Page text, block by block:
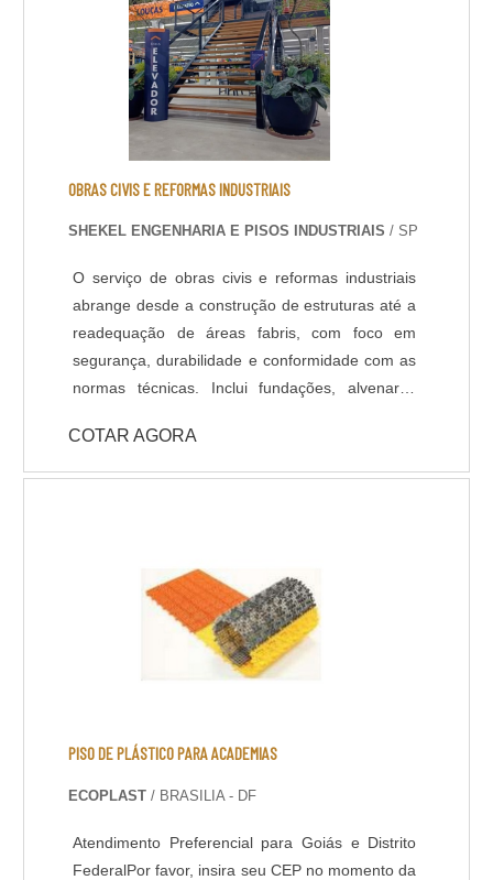
OBRAS CIVIS E REFORMAS INDUSTRIAIS
SHEKEL ENGENHARIA E PISOS INDUSTRIAIS / SP
O serviço de obras civis e reformas industriais
abrange desde a construção de estruturas até a
readequação de áreas fabris, com foco em
segurança, durabilidade e conformidade com as
normas técnicas. Inclui fundações, alvenaria,
hidráulicas e elétricas, além de acabamentos e
adaptações conforme layout produtivo. Os
aumento da eficiência operacional, otimização
de espaços, adequação a novas tecnologias e
valorização do patrimônio. A execução
estratégica minimiza paradas na produção e
COTAR AGORA
PISO DE PLÁSTICO PARA ACADEMIAS
ECOPLAST / BRASILIA - DF
Atendimento Preferencial para Goiás e Distrito
FederalPor favor, insira seu CEP no momento da